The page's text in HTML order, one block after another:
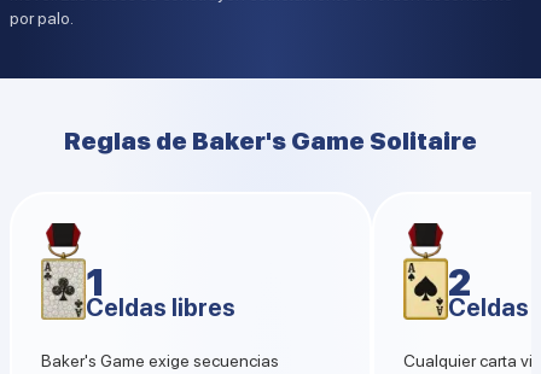
por palo.
Reglas de Baker's Game Solitaire
1
Celdas libres
Baker's Game exige secuencias
2
Celdas
Cualquier carta